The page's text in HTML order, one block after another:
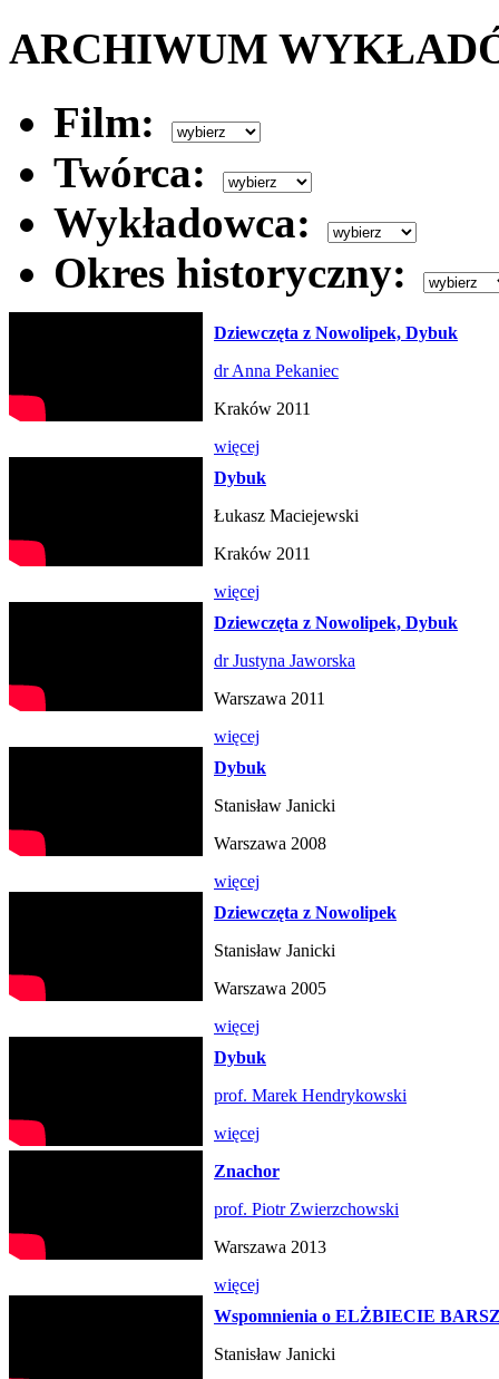
ARCHIWUM
Film:
Twórca:
Wykładowca:
Okres historyczny:
Dziewczęta z Nowolipek, Dybuk
dr Anna Pekaniec
Kraków 2011
więcej
Dybuk
Łukasz Maciejewski
Kraków 2011
więcej
Dziewczęta z Nowolipek, Dybuk
dr Justyna Jaworska
Warszawa 2011
więcej
Dybuk
Stanisław Janicki
Warszawa 2008
więcej
Dziewczęta z Nowolipek
Stanisław Janicki
Warszawa 2005
więcej
Dybuk
prof. Marek Hendrykowski
więcej
Znachor
prof. Piotr Zwierzchowski
Warszawa 2013
więcej
Wspomnienia o ELŻBIECIE
Stanisław Janicki